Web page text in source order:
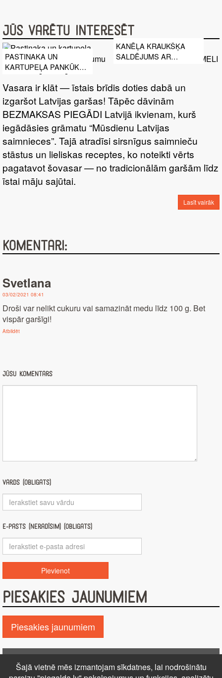
Jūs varētu interesēt
PASTINAKA UN
KARTUPEĻA PANKŪKAS
AR TECINĀTU KRĒJUMU
UN IKRIEM
KANĒĻA KRAUKŠĶA
SALDĒJUMS AR
Vasara ir klāt — īstais brīdis doties dabā un
izgaršot Latvijas garšas! Tāpēc dāvinām
BEZMAKSAS PIEGĀDI Latvijā ikvienam, kurš
iegādāsies grāmatu “Mūsdienu Latvijas
saimnieces”. Tajā atradīsi sirsnīgus saimnieču
stāstus un lieliskas receptes, ko noteikti vērts
pagatavot šovasar — no tradicionālām garšām līdz
īstai māju sajūtai.
Lasīt vairāk
Komentāri:
Svetlana
03/02/2021 08:41
Droši var nelikt cukuru vai samazināt medu līdz 100 g. Bet
vispār garšīgi!
Atbildēt
Jūsu komentārs
Vārds (obligāts)
E-pasts (nerādīsim) (obligāts)
PIESAKIES JAUNUMIEM
Piesakies jaunumiem
Šajā vietnē mēs izmantojam sīkdatnes, lai nodrošinātu